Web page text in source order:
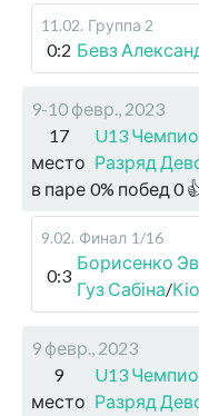
11.02. Группа 2
0:2 Бевз
9-10 февр., 2023
17
место
U13
Разряд
в паре 0% побед 0
9.02. Финал 1/16
0:3
Борисенко
Гуз Сабіна/
9 февр., 2023
9
место
U13
Разряд